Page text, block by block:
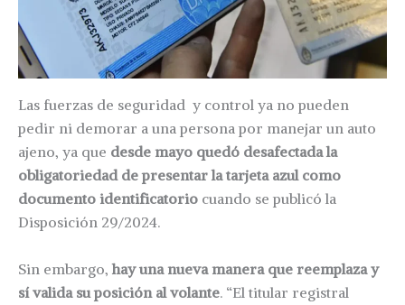
Las fuerzas de seguridad y control ya no pueden
pedir ni demorar a una persona por manejar un auto
ajeno, ya que desde mayo quedó desafectada la
obligatoriedad de presentar la tarjeta azul como
documento identificatorio cuando se publicó la
Disposición 29/2024.
Sin embargo,hay una nueva manera que reemplaza y
sí valida su posición al volante. “El titular registral